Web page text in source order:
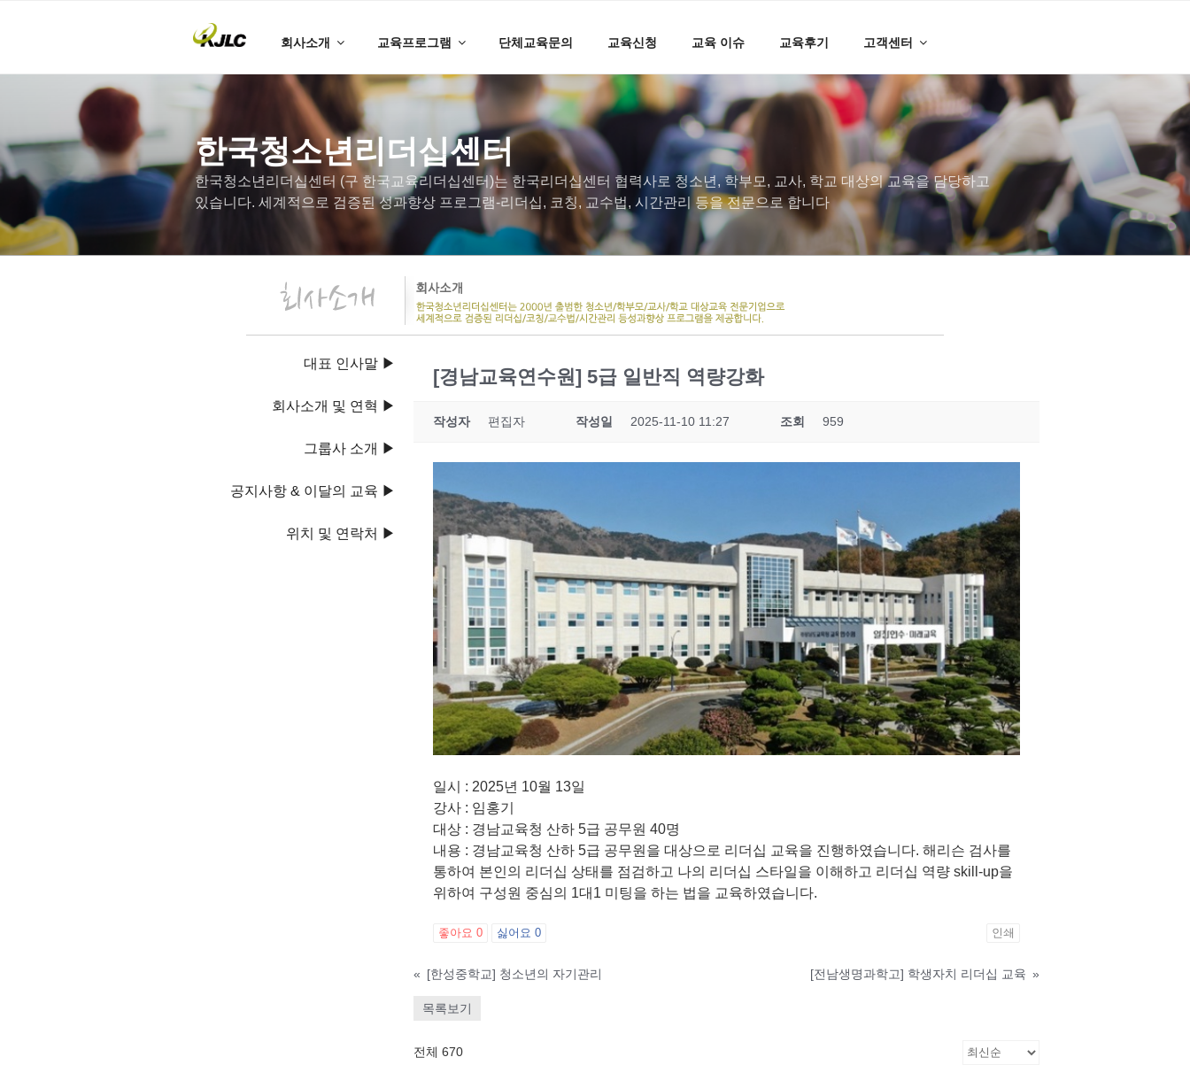
한국청소년리더십센터
한국청소년리더십센터 (구 한국교육리더십센터)는 한국리더십센터 협력사로 청소년, 학부모, 교사, 학교 대상의 교육을 담당하고
있습니다. 세계적으로 검증된 성과향상 프로그램-리더십, 코칭, 교수법, 시간관리 등을 전문으로 합니다
회사소개 교육프로그램 단체교육문의 교육신청 교육 이슈 교육후기 고객센터
대표 인사말 ▶
회사소개 및 연혁 ▶
그룹사 소개 ▶
공지사항 & 이달의 교육 ▶
위치 및 연락처 ▶
[경남교육연수원] 5급 일반직 역량강화
작성자 편집자 작성일 2025-11-10 11:27 조회 959
일시 : 2025년 10월 13일
강사 : 임홍기
대상 : 경남교육청 산하 5급 공무원 40명
내용 : 경남교육청 산하 5급 공무원을 대상으로 리더십 교육을 진행하였습니다. 해리슨 검사를
통하여 본인의 리더십 상태를 점검하고 나의 리더십 스타일을 이해하고 리더십 역량 skill-up을
위하여 구성원 중심의 1대1 미팅을 하는 법을 교육하였습니다.
좋아요 0 싫어요 0 인쇄
« [한성중학교] 청소년의 자기관리 [전남생명과학고] 학생자치 리더십 교육 »
목록보기
전체 670